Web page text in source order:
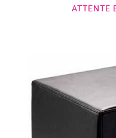
ATTENTE